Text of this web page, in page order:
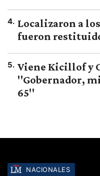
4. Localizaron a
fueron
5. Viene Kicillof y
"Gobernador,
65"
NACIONALES